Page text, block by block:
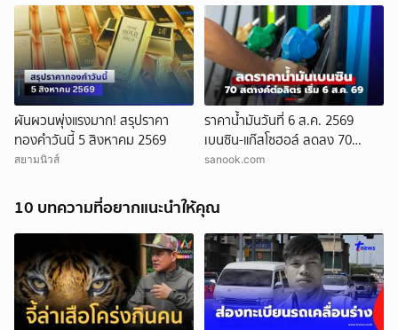
ผันผวนพุ่งแรงมาก! สรุปราคา
ทองคำวันนี้ 5 สิงหาคม 2569
สยามนิวส์
ราคาน้ำมันวันที่ 6 ส.ค. 2569
เบนซิน-แก๊สโซฮอล์ ลดลง 70
สตางค์ต่อลิตร
sanook.com
10 บทความที่อยากแนะนำให้คุณ